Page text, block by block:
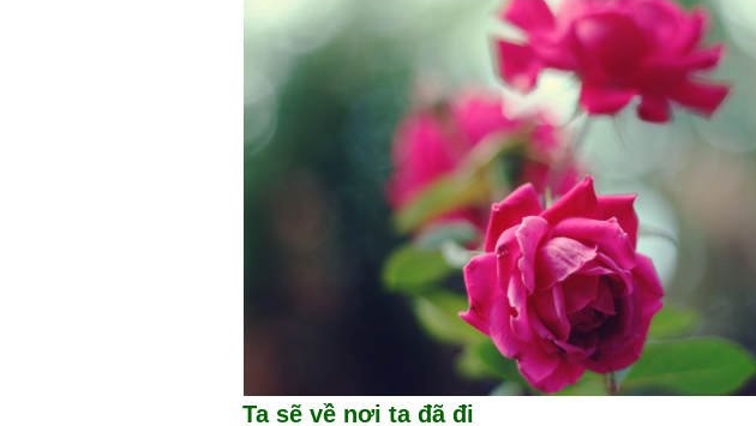
Ta sẽ về nơi ta đã đi
Mùa xanh Tam Cốc
Tôi từng hình dung viết văn là
công việc của sự hư cấu, một
hành trình phác dựng thế giới từ
trí tưởng tượng, nơi nhà văn tự
do tạo hình mọi thứ theo ý mình...
(TRẦN THỊ TÚ NGỌC)
NGUYÊN
MẪU
CỦA TÔI
LÀ
NGƯỜI
ĐÃ PHẤT